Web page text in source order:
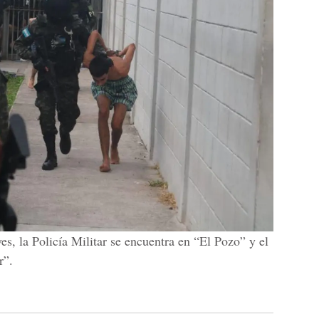
la Policía Militar se encuentra en “El Pozo” y el